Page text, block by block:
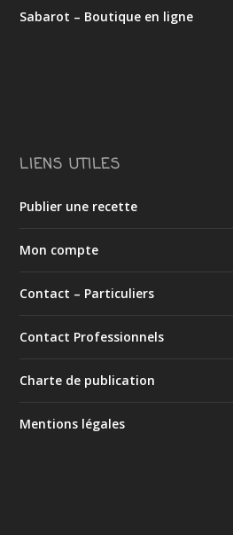
Sabarot – Boutique en ligne
LIENS UTILES
Publier une recette
Mon compte
Contact – Particuliers
Contact Professionnels
Charte de publication
Mentions légales